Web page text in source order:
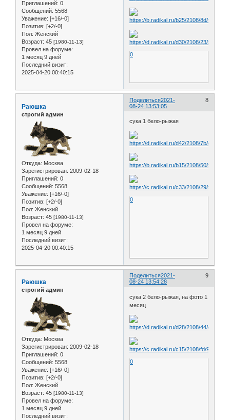
Приглашений: 0
Сообщений: 5568
Уважение: [+16/-0]
Позитив: [+2/-0]
Пол: Женский
Возраст: 45 [1980-11-13]
Провел на форуме:
1 месяц 9 дней
Последний визит:
2025-04-20 00:40:15
0
Поделиться 8
2021-
08-24 13:53:05
Раюшка
строгий админ
Откуда: Москва
Зарегистрирован: 2009-02-18
Приглашений: 0
Сообщений: 5568
Уважение: [+16/-0]
Позитив: [+2/-0]
Пол: Женский
Возраст: 45 [1980-11-13]
Провел на форуме:
1 месяц 9 дней
Последний визит:
2025-04-20 00:40:15
сука 1 бело-рыжая
0
Поделиться 9
2021-
08-24 13:54:28
Раюшка
строгий админ
Откуда: Москва
Зарегистрирован: 2009-02-18
Приглашений: 0
Сообщений: 5568
Уважение: [+16/-0]
Позитив: [+2/-0]
Пол: Женский
Возраст: 45 [1980-11-13]
Провел на форуме:
1 месяц 9 дней
Последний визит:
сука 2 бело-рыжая, на фото 1
месяц
0